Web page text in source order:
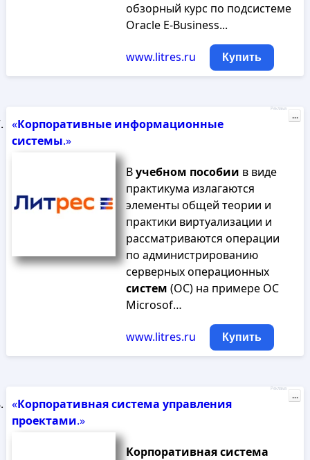
обзорный курс по подсистеме
Oracle E-Business...
www.litres.ru Купить
«Корпоративные информационные
системы.»
Вучебном пособии в виде
практикума излагаются
элементы общей теории и
практики виртуализации и
рассматриваются операции
по администрированию
серверных операционных
систем (ОС) на примере ОС
Microsof…
www.litres.ru Купить
Реклама
...
«Корпоративнаясистема управления
проектами.»
Корпоративнаясистема
Реклама
...